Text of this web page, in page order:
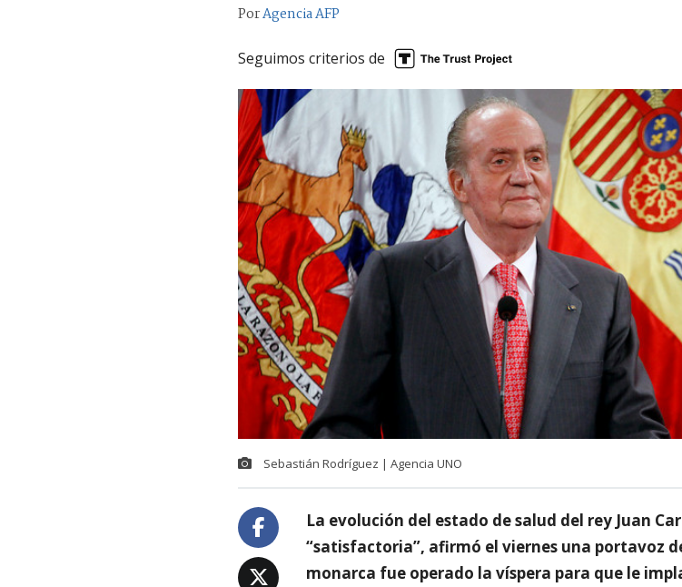
PorAgencia AFP
Seguimos criterios de
Sebastián Rodríguez | Agencia UNO
La evolución del estado de salud del rey Juan
“satisfactoria”, afirmó el viernes una portavoz
monarca fue operado la víspera para que le